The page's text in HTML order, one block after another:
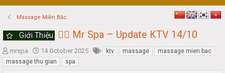
Massage Miền Bắc
Giới Thiệu 💆‍♀️ Mr Spa – Update KTV 14/10
T
h
r
mrspa
S
t
a
14 October 2025 ktv massage
massage mien bac
massage thu gian
spa